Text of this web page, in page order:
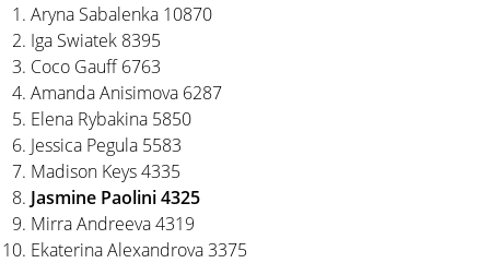
Aryna Sabalenka 10870
Iga Swiatek 8395
Coco Gauff 6763
Amanda Anisimova 6287
Elena Rybakina 5850
Jessica Pegula 5583
Madison Keys 4335
Jasmine Paolini 4325
Mirra Andreeva 4319
Ekaterina Alexandrova 3375